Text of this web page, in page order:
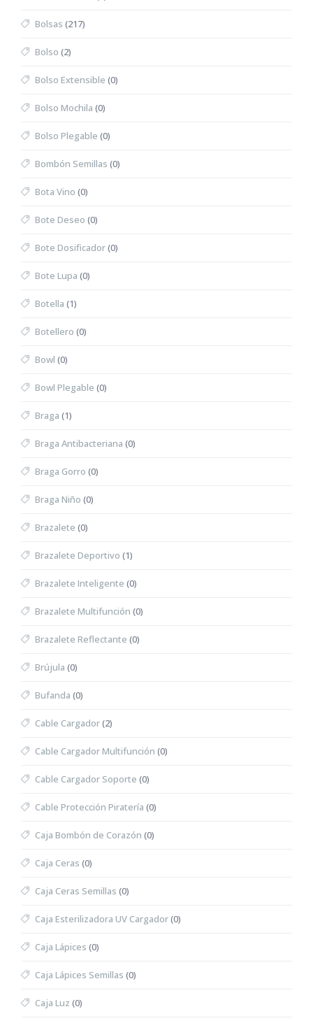
Bolsas (217)
Bolso (2)
Bolso Extensible (0)
Bolso Mochila (0)
Bolso Plegable (0)
Bombón Semillas (0)
Bota Vino (0)
Bote Deseo (0)
Bote Dosificador(0)
Bote Lupa (0)
Botella (1)
Botellero (0)
Bowl (0)
Bowl Plegable (0)
Braga (1)
Braga Antibacteriana (0)
Braga Gorro (0)
Braga Niño (0)
Brazalete (0)
Brazalete Deportivo (1)
Brazalete Inteligente (0)
Brazalete Multifunción (0)
Brazalete Reflectante (0)
Brújula (0)
Bufanda (0)
Cable Cargador(2)
Cable Cargador Multifunción (0)
Cable Cargador Soporte (0)
Cable Protección Piratería (0)
Caja Bombón de Corazón (0)
Caja Ceras (0)
Caja Ceras Semillas (0)
Caja Esterilizadora UV Cargador(0)
Caja Lápices (0)
Caja Lápices Semillas (0)
Caja Luz (0)